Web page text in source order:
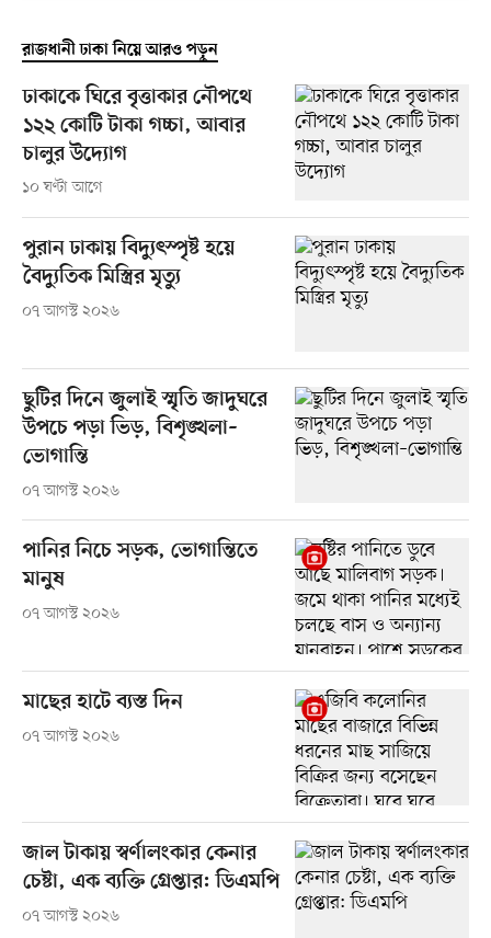
রাজধানী ঢাকা নিয়ে আরও পড়ুন
ঢাকাকে ঘিরে বৃত্তাকার নৌপথে
১২২ কোটি টাকা গচ্চা, আবার
চালুর উদ্যোগ
১০ ঘণ্টা আগে
পুরান ঢাকায় বিদ্যুৎস্পৃষ্ট হয়ে
বৈদ্যুতিক মিস্ত্রির মৃত্যু
০৭ আগস্ট ২০২৬
ছুটির দিনে জুলাই স্মৃতি জাদুঘরে
উপচে পড়া ভিড়, বিশৃঙ্খলা–
ভোগান্তি
০৭ আগস্ট ২০২৬
পানির নিচে সড়ক, ভোগান্তিতে
মানুষ
০৭ আগস্ট ২০২৬
মাছের হাটে ব্যস্ত দিন
০৭ আগস্ট ২০২৬
জাল টাকায় স্বর্ণালংকার কেনার
চেষ্টা, এক ব্যক্তি গ্রেপ্তার: ডিএমপি
০৭ আগস্ট ২০২৬